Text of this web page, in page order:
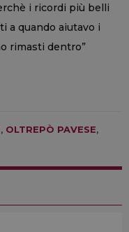
i ricordi più belli
a quando aiutavo i
rimasti dentro”
, OLTREPÒ PAVESE,